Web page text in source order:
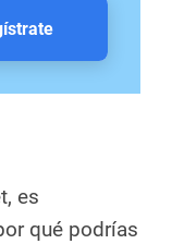
es
qué podrías